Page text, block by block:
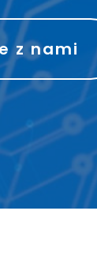
z nami